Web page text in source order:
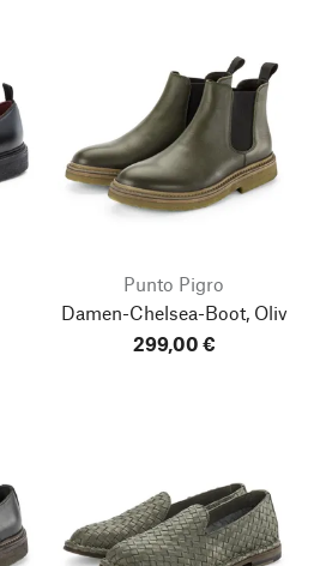
Punto Pigro
Damen-Chelsea-Boot, Oliv
299,00 €